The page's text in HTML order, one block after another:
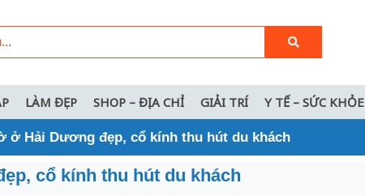
LÀM ĐẸP SHOP – ĐỊA CHỈ GIẢI TRÍ Y TẾ – SỨC KHỎE
ở Hải Dương đẹp, cổ kính thu hút du khách
cổ kính thu hút du khách